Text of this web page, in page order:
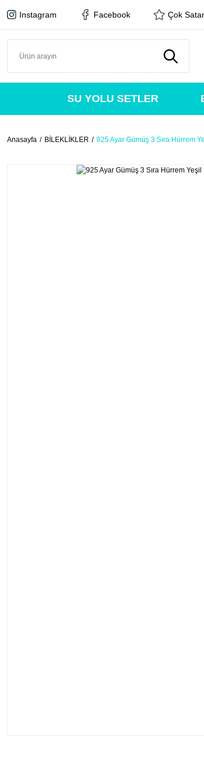
Instagram Facebook Çok
SU YOLU SETLER
Anasayfa BİLEKLİKLER 925 Ayar Gümüş 3 Sıra Hürrem